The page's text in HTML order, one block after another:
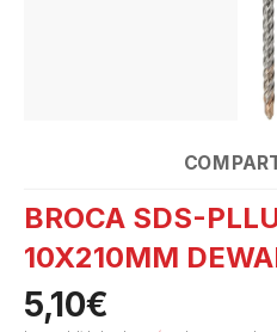
BROCA SDS-
10X210MM
5,10€